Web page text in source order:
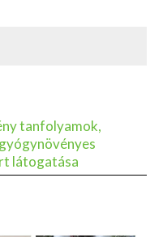
tanfolyamok,
látogatása